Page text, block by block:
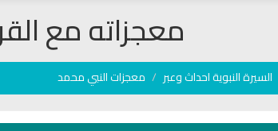
معجزاته مع
السيرة النبوية احداث وعبر معجزات النبي محمد